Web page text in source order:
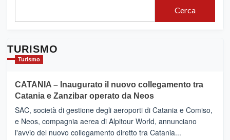
Cerca
TURISMO
Turismo
CATANIA – Inaugurato il nuovo collegamento tra
Catania e Zanzibar operato da Neos
SAC, società di gestione degli aeroporti di Catania e Comiso,
e Neos, compagnia aerea di Alpitour World, annunciano
l'avvio del nuovo collegamento diretto tra Catania...